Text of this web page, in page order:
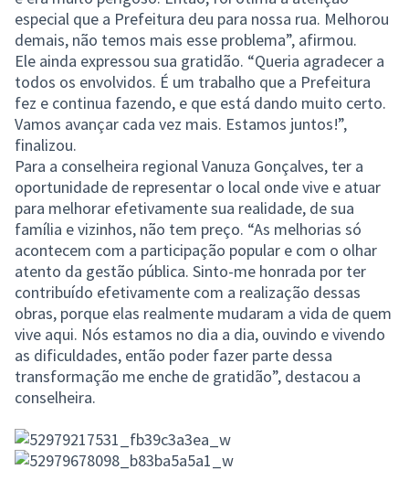
especial que a Prefeitura deu para nossa rua. Melhorou
demais, não temos mais esse problema”, afirmou.
Ele ainda expressou sua gratidão. “Queria agradecer a
todos os envolvidos. É um trabalho que a Prefeitura
fez e continua fazendo, e que está dando muito certo.
Vamos avançar cada vez mais. Estamos juntos!”,
finalizou.
Para a conselheira regional Vanuza Gonçalves, ter a
oportunidade de representar o local onde vive e atuar
para melhorar efetivamente sua realidade, de sua
família e vizinhos, não tem preço. “As melhorias só
acontecem com a participação popular e com o olhar
atento da gestão pública. Sinto-me honrada por ter
contribuído efetivamente com a realização dessas
obras, porque elas realmente mudaram a vida de quem
vive aqui. Nós estamos no dia a dia, ouvindo e vivendo
as dificuldades, então poder fazer parte dessa
transformação me enche de gratidão”, destacou a
conselheira.